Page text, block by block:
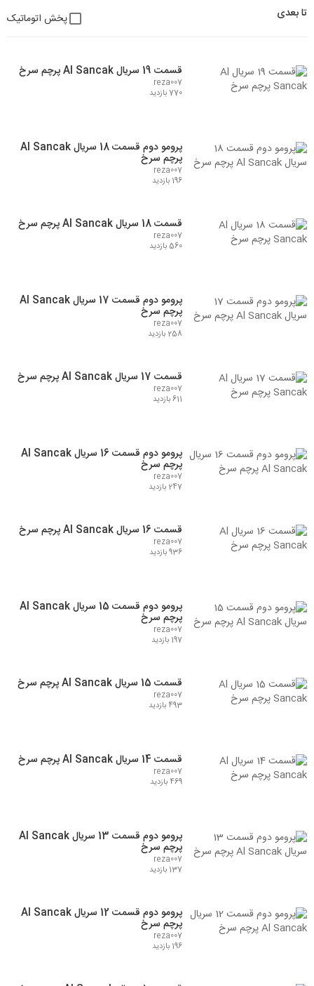
تا بعدی پخش اتوماتیک
قسمت 19 سریال Al Sancak پرچم سرخ
reza007
770 بازدید
پرومو دوم قسمت 18 سریال Al Sancak
پرچم سرخ
reza007
196 بازدید
قسمت 18 سریال Al Sancak پرچم سرخ
reza007
560 بازدید
پرومو دوم قسمت 17 سریال Al Sancak
پرچم سرخ
reza007
258 بازدید
قسمت 17 سریال Al Sancak پرچم سرخ
reza007
611 بازدید
پرومو دوم قسمت 16 سریال Al Sancak
پرچم سرخ
reza007
247 بازدید
قسمت 16 سریال Al Sancak پرچم سرخ
reza007
936 بازدید
پرومو دوم قسمت 15 سریال Al Sancak
پرچم سرخ
reza007
197 بازدید
قسمت 15 سریال Al Sancak پرچم سرخ
reza007
493 بازدید
قسمت 14 سریال Al Sancak پرچم سرخ
reza007
469 بازدید
پرومو دوم قسمت 13 سریال Al Sancak
پرچم سرخ
reza007
137 بازدید
پرومو دوم قسمت 12 سریال Al Sancak
پرچم سرخ
reza007
196 بازدید